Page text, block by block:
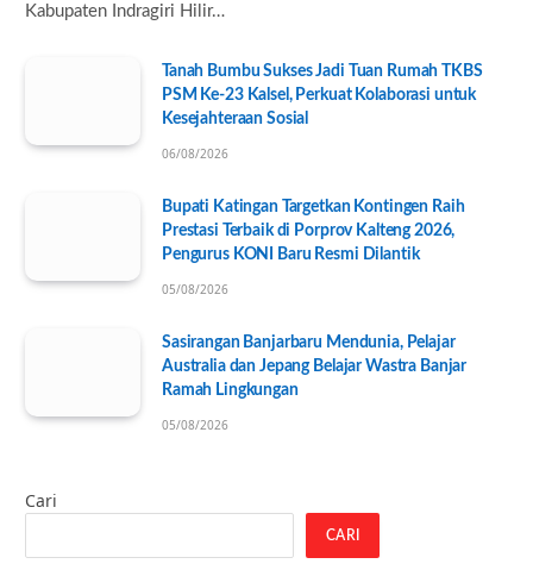
Kabupaten Indragiri Hilir…
Tanah Bumbu Sukses Jadi Tuan Rumah TKBS
PSM Ke-23 Kalsel, Perkuat Kolaborasi untuk
Kesejahteraan Sosial
06/08/2026
Bupati Katingan Targetkan Kontingen Raih
Prestasi Terbaik di Porprov Kalteng 2026,
Pengurus KONI Baru Resmi Dilantik
05/08/2026
Sasirangan Banjarbaru Mendunia, Pelajar
Australia dan Jepang Belajar Wastra Banjar
Ramah Lingkungan
05/08/2026
Cari
CARI